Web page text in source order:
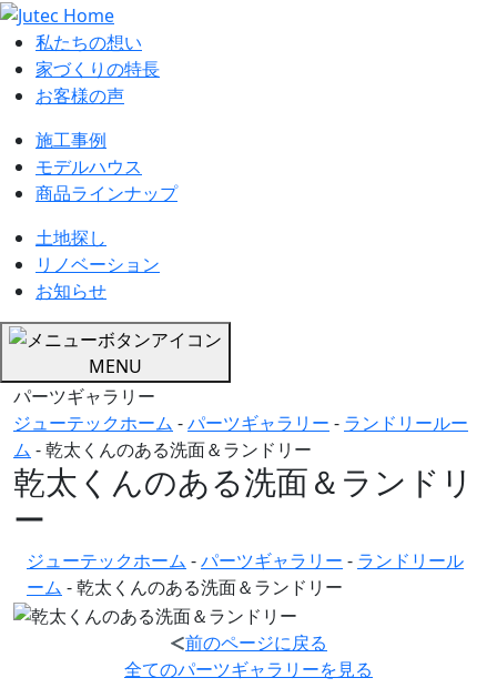
私たちの想い
家づくりの特長
お客様の声
施工事例
モデルハウス
商品ラインナップ
土地探し
リノベーション
お知らせ
MENU
パーツギャラリー
ジューテックホーム -パーツギャラリー - ランドリールー
ム -乾太くんのある洗面＆ランドリー
乾太くんのある洗面＆ランドリ
ー
ジューテックホーム -パーツギャラリー - ランドリール
ーム -乾太くんのある洗面＆ランドリー
前のページに戻る
全てのパーツギャラリーを見る